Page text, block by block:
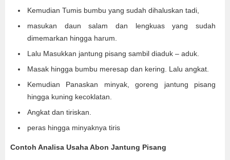
Kemudian Tumis bumbu yang sudah dihaluskan tadi,
masukan daun salam dan lengkuas yang sudah
dimemarkan hingga harum.
Lalu Masukkan jantung pisang sambil diaduk – aduk.
Masak hingga bumbu meresap dan kering. Lalu angkat.
Kemudian Panaskan minyak, goreng jantung pisang
hingga kuning kecoklatan.
Angkat dan tiriskan.
peras hingga minyaknya tiris
Contoh Analisa Usaha Abon Jantung Pisang